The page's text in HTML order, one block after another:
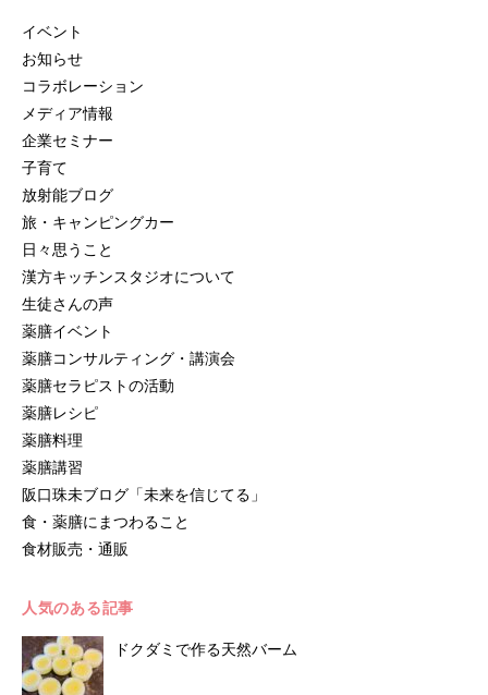
イベント
お知らせ
コラボレーション
メディア情報
企業セミナー
子育て
放射能ブログ
旅・キャンピングカー
日々思うこと
漢方キッチンスタジオについて
生徒さんの声
薬膳イベント
薬膳コンサルティング・講演会
薬膳セラピストの活動
薬膳レシピ
薬膳料理
薬膳講習
阪口珠未ブログ「未来を信じてる」
食・薬膳にまつわること
食材販売・通販
人気のある記事
ドクダミで作る天然バーム